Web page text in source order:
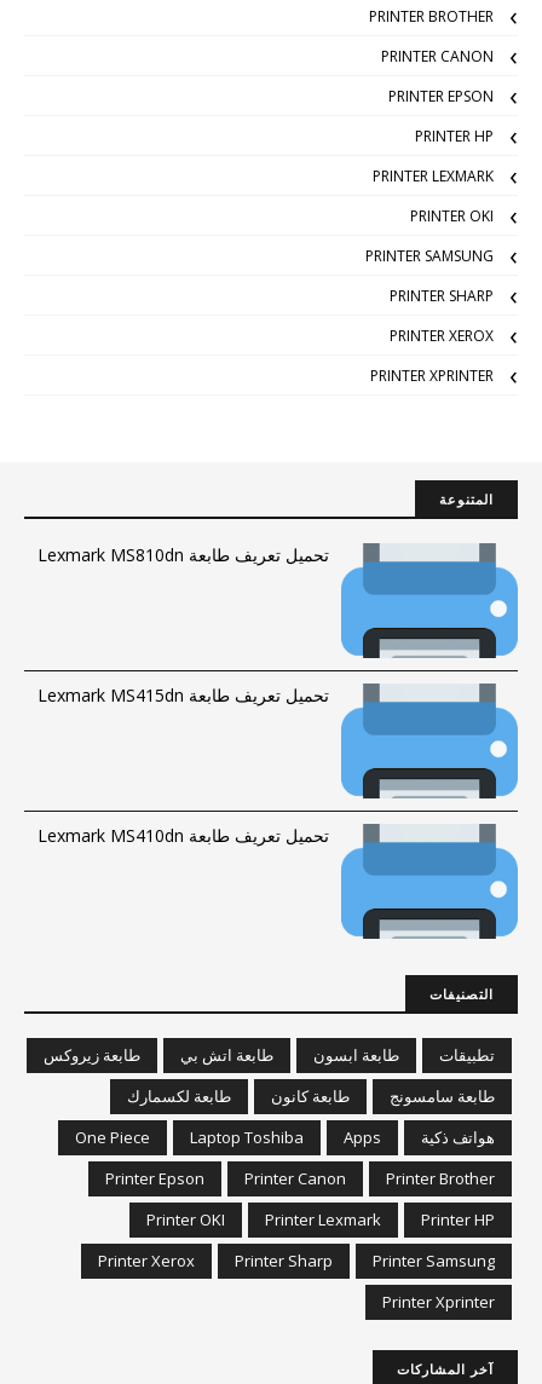
PRINTER BROTHER
PRINTER CANON
PRINTER EPSON
PRINTER HP
PRINTER LEXMARK
PRINTER OKI
PRINTER SAMSUNG
PRINTER SHARP
PRINTER XEROX
PRINTER XPRINTER
المتنوعة
تحميل تعريف طابعة Lexmark MS810dn
تحميل تعريف طابعة Lexmark MS415dn
تحميل تعريف طابعة Lexmark MS410dn
التصنيفات
تطبيقات طابعة ابسون طابعة اتش بي
طابعة زيروكس
طابعة سامسونج
طابعة كانون
طابعة لكسمارك
هواتف ذكية
Apps
Laptop Toshiba
One Piece
Printer Brother
Printer Canon
Printer Epson
Printer HP
Printer Lexmark
Printer OKI
Printer Samsung
Printer Sharp
Printer Xerox
Printer Xprinter
آخر المشاركات